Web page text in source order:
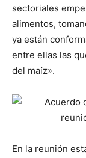
sectoriales
alimentos,
ya están
entre ellas las
del maíz».
En la reunión